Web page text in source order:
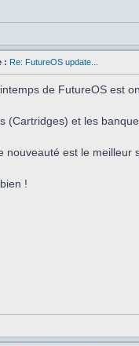
: Re: FutureOS update...
de FutureOS est
(Cartridges) et les
nouveauté est le meilleur
!